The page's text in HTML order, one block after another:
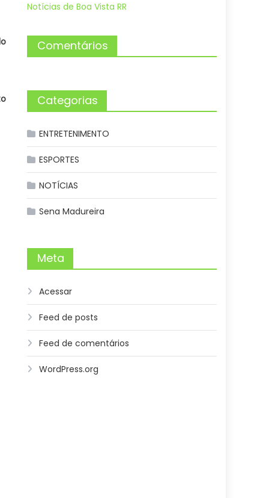
Notícias de Boa Vista RR
Comentários
Categorias
ENTRETENIMENTO
ESPORTES
NOTÍCIAS
Sena Madureira
Meta
Acessar
Feed de posts
Feed de comentários
WordPress.org